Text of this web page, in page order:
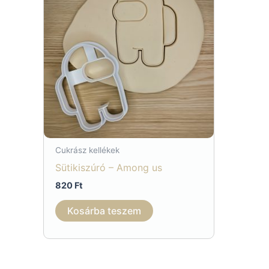
Cukrász kellékek
Sütikiszúró – Among us
820 Ft
Kosárba teszem